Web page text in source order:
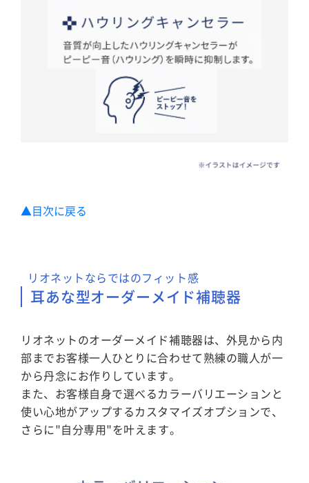
▲目次に戻る
リオネットならではのフィット感
耳あな型オーダーメイド補聴器
リオネットのオーダーメイド補聴器は、外見から内
部までお客様一人ひとりに合わせて熟練の職人が一
から丹念にお作りしています。
また、お客様自身で選べるカラーバリエーションと
使い心地がアップするカスタマイズオプションで、
さらに"自分専用"を叶えます。